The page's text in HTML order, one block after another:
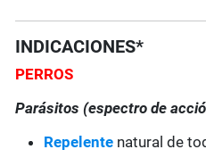
INDICACIONES*
PERROS
Parásitos (espectro de
Repelente natural de